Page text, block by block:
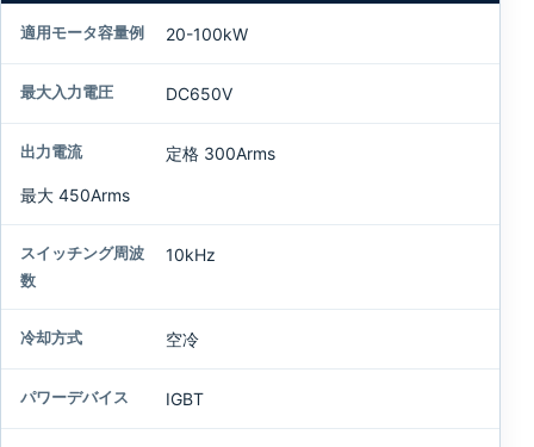
20-100kW
DC650V
定格 300Arms
最大 450Arms
10kHz
空冷
IGBT